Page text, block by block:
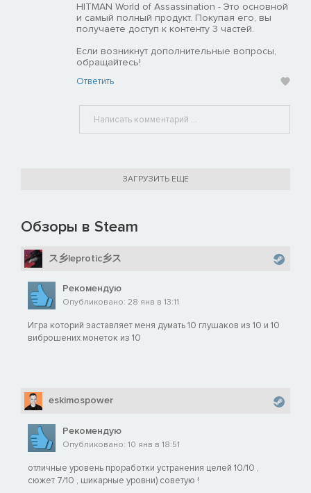
HITMAN World of Assassination - Это основной
и самый полный продукт. Покупая его, вы
получаете доступ к контенту 3 частей.
Если возникнут дополнительные вопросы,
обращайтесь!
Ответить
ЗАГРУЗИТЬ ЕЩЕ
Обзоры в Steam
ス乡leprotic乡ス
Рекомендую
Опубликовано: 28 янв в 13:11
Игра которий заставляет меня думать 10 глушаков из 10 и 10
виброшених монеток из 10
eskimospower
Рекомендую
Опубликовано: 10 янв в 18:51
отличные уровень проработки устранения целей 10/10 ,
сюжет 7/10 , шикарные уровни) советую !